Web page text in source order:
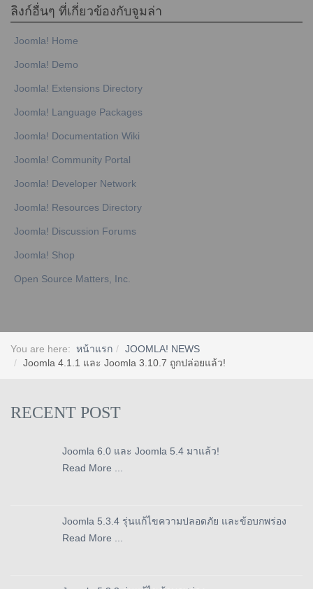
ลิงก์อื่นๆ ที่เกี่ยวข้องกับจูมล่า
Joomla! Home
Joomla! Demo
Joomla! Extensions Directory
Joomla! Language Packages
Joomla! Documentation Wiki
Joomla! Community Portal
Joomla! Developer Network
Joomla! Resources Directory
Joomla! Discussion Forums
Joomla! Shop
Open Source Matters, Inc.
You are here: หน้าแรก
JOOMLA! NEWS
Joomla 4.1.1 และ Joomla 3.10.7 ถูกปล่อยแล้ว!
RECENT POST
Joomla 6.0 และ Joomla 5.4 มาแล้ว!
Read More ...
Joomla 5.3.4 รุ่นแก้ไขความปลอดภัย และข้อบกพร่อง
Read More ...